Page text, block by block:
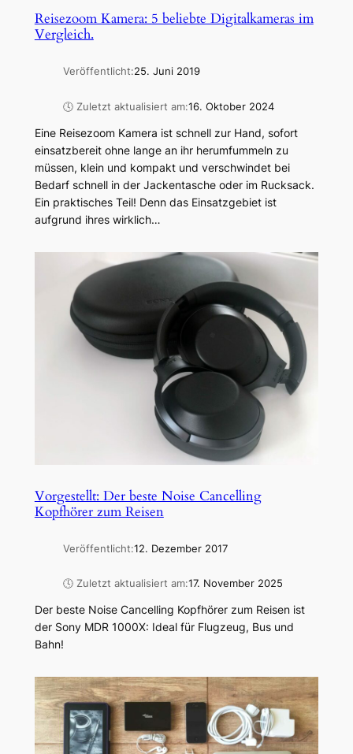
Reisezoom Kamera: 5 beliebte Digitalkameras im
Vergleich.
Veröffentlicht:25. Juni 2019
🕓 Zuletzt aktualisiert am:16. Oktober 2024
Eine Reisezoom Kamera ist schnell zur Hand, sofort
einsatzbereit ohne lange an ihr herumfummeln zu
müssen, klein und kompakt und verschwindet bei
Bedarf schnell in der Jackentasche oder im Rucksack.
Ein praktisches Teil! Denn das Einsatzgebiet ist
aufgrund ihres wirklich…
Vorgestellt: Der beste Noise Cancelling
Kopfhörer zum Reisen
Veröffentlicht:12. Dezember 2017
🕓 Zuletzt aktualisiert am:17. November 2025
Der beste Noise Cancelling Kopfhörer zum Reisen ist
der Sony MDR 1000X: Ideal für Flugzeug, Bus und
Bahn!